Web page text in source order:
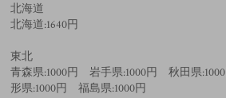
北海道
北海道:1640円
東北
青森県:1000円 岩手県:1000円 秋田県
形県:1000円 福島県:1000円